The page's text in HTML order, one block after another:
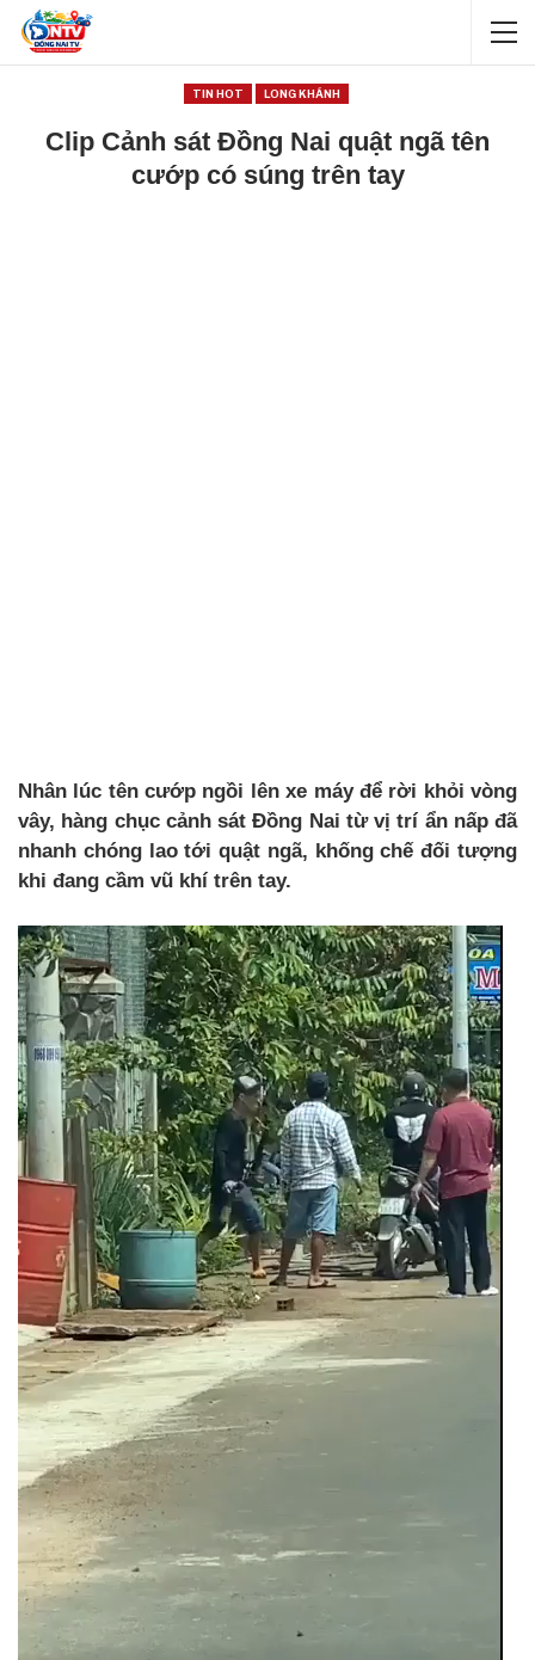
TIN HOT LONG KHÁNH
Clip Cảnh sát Đồng Nai quật ngã tên
cướp có súng trên tay
Nhân lúc tên cướp ngồi lên xe máy để rời khỏi vòng
vây, hàng chục cảnh sát Đồng Nai từ vị trí ẩn nấp đã
nhanh chóng lao tới quật ngã, khống chế đối tượng
khi đang cầm vũ khí trên tay.